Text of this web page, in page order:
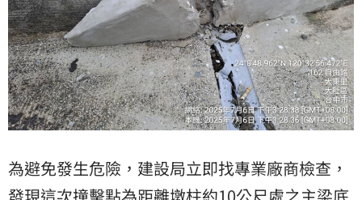
為避免發生危險，建設局立即找專業廠商檢查，